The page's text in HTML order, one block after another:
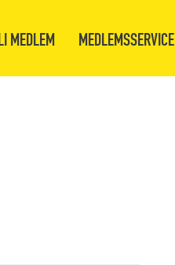
MEDLEM MEDLEMSSERVICE